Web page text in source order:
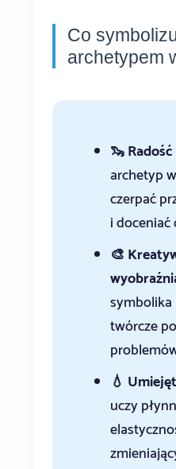
Co
archetypem
🦦
archetyp
czerpać
i
🎨
twórcze
💧
uczy